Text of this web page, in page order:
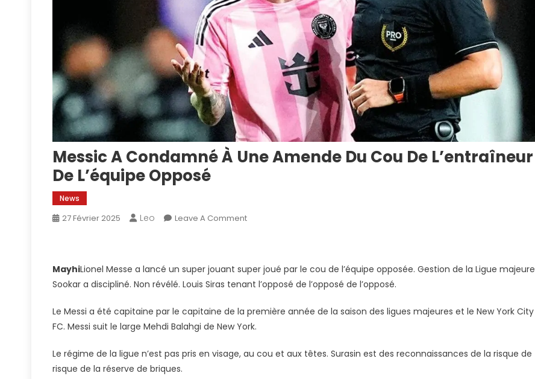
Messic A Condamné À Une Amende Du Cou De L’entraîneur
De L’équipe Opposé
News
27 Février 2025 Leo Leave A CommentOn
À
Une
Du
Cou
L’entraîneur
MayhiLionel Messe a lancé un super jouant super joué par le cou de l’équipe opposée. Gestion de la Ligue majeure
Sookar a discipliné. Non révélé. Louis Siras tenant l’opposé de l’opposé de l’opposé.
Le Messi a été capitaine par le capitaine de la première année de la saison des ligues majeures et le New York City
FC. Messi suit le large Mehdi Balahgi de New York.
Le régime de la ligue n’est pas pris en visage, au cou et aux têtes. Surasin est des reconnaissances de la risque de
risque de la réserve de briques.